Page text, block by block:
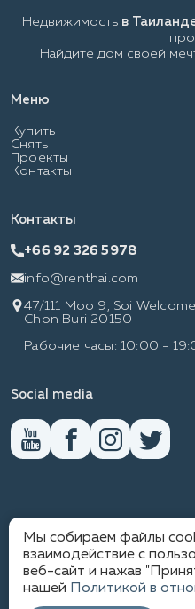
Меню
Купить
Снять
Проекты
Контакты
Недвижимость в
Найдите дом своей
Контакты
+66 92 326 5978
info@renthai.com
47/111 Moo 9, Soi
Chon Buri 20150
Рабочие часы: 10:00 -
Social media
ПОЛИТИКА
Мы собираем файлы
взаимодействие с
веб-сайт и нажав
нашей Политикой в